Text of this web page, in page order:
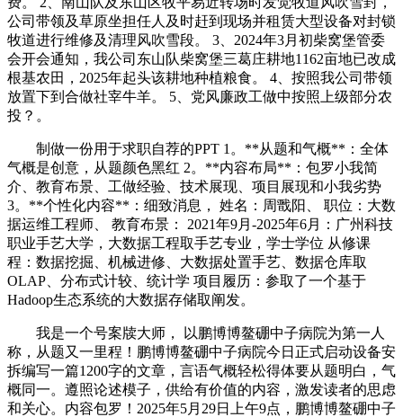
公司带领及草原坐担任人及时赶到现场并租赁大型设备对封锁
牧道进行维修及清理风吹雪段。 3、2024年3月初柴窝堡管委
会开会通知，我公司东山队柴窝堡三葛庄耕地1162亩地已改成
根基农田，2025年起头该耕地种植粮食。 4、按照我公司带领
放置下到合做社宰牛羊。 5、党风廉政工做中按照上级部分农
投？。
制做一份用于求职自荐的PPT 1。**从题和气概**：全体
气概是创意，从题颜色黑红 2。**内容布局**：包罗小我简
介、教育布景、工做经验、技术展现、项目展现和小我劣势
3。**个性化内容**：细致消息， 姓名：周戬阳、 职位：大数
据运维工程师、 教育布景： 2021年9月-2025年6月：广州科技
职业手艺大学，大数据工程取手艺专业，学士学位 从修课
程：数据挖掘、机械进修、大数据处置手艺、数据仓库取
OLAP、分布式计较、统计学 项目履历：参取了一个基于
Hadoop生态系统的大数据存储取阐发。
我是一个号案牍大师， 以鹏博博鳌硼中子病院为第一人
称，从题又一里程！鹏博博鳌硼中子病院今日正式启动设备安
拆编写一篇1200字的文章，言语气概轻松得体要从题明白，气
概同一。遵照论述模子，供给有价值的内容，激发读者的思虑
和关心。内容包罗！2025年5月29日上午9点，鹏博博鳌硼中子